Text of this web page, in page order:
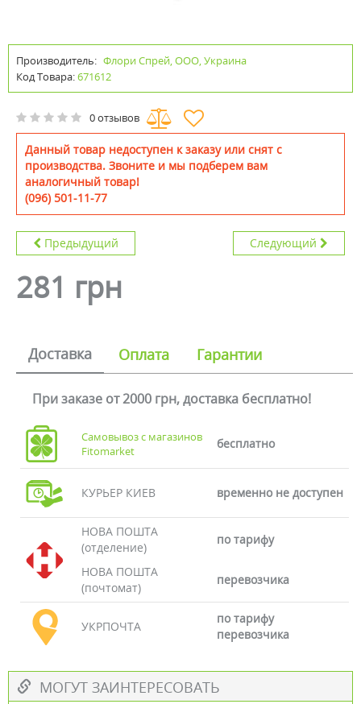
Производитель: Флори Спрей, ООО, Украина
Код Товара:671612
0 отзывов
Данный товар недоступен к заказу или снят с
производства. Звоните и мы подберем вам
аналогичный товар!
(096) 501-11-77
Предыдущий Следующий
281 грн
Доставка Оплата Гарантии
При заказе от 2000 грн, доставка бесплатно!
Самовывоз с магазинов
Fitomarket
бесплатно
КУРЬЕР КИЕВ временно не доступен
НОВА ПОШТА
(отделение)
по тарифу
НОВА ПОШТА
(почтомат)
перевозчика
УКРПОЧТА
по тарифу
перевозчика
МОГУТ ЗАИНТЕРЕСОВАТЬ